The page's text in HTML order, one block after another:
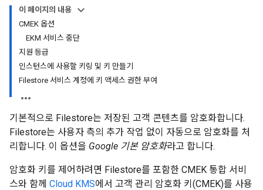
이 페이지의 내용
CMEK 옵션
EKM 서비스 중단
지원 등급
인스턴스에 사용할 키링 및 키 만들기
Filestore 서비스 계정에 키 액세스 권한 부여
기본적으로 Filestore는 저장된 고객 콘텐츠를 암호화합니다.
Filestore는 사용자 측의 추가 작업 없이 자동으로 암호화를 처
리합니다. 이 옵션을 Google 기본 암호화라고 합니다.
암호화 키를 제어하려면 Filestore를 포함한 CMEK 통합 서비
스와 함께 Cloud KMS에서 고객 관리 암호화 키(CMEK)를 사용